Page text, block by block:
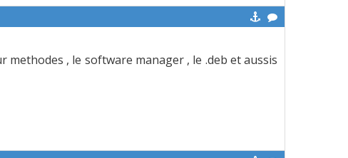
, le software manager , le .deb et aussis